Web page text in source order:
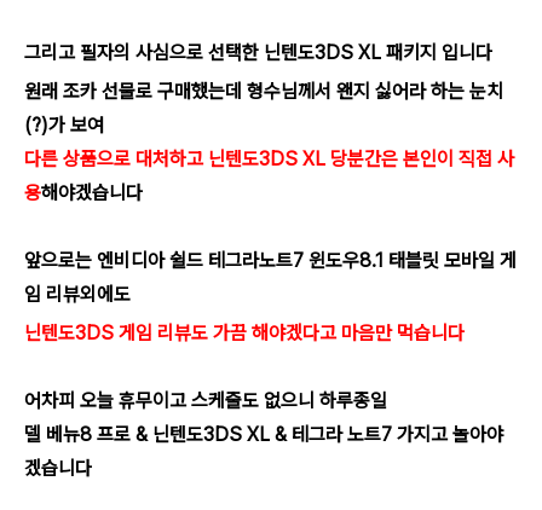
그리고 필자의 사심으로 선택한 닌텐도3DS XL 패키지 입니다
원래 조카 선물로 구매했는데 형수님께서 왠지 싫어라 하는 눈치
(?)가 보여
다른 상품으로 대처하고 닌텐도3DS XL 당분간은 본인이 직접 사
용해야겠습니다
앞으로는 엔비디아 쉴드 테그라노트7 윈도우8.1 태블릿 모바일 게
임 리뷰외에도
닌텐도3DS 게임 리뷰도 가끔 해야겠다고 마음만 먹습니다
어차피 오늘 휴무이고 스케줄도 없으니 하루종일
델 베뉴8 프로 & 닌텐도3DS XL & 테그라 노트7 가지고 놀아야
겠습니다